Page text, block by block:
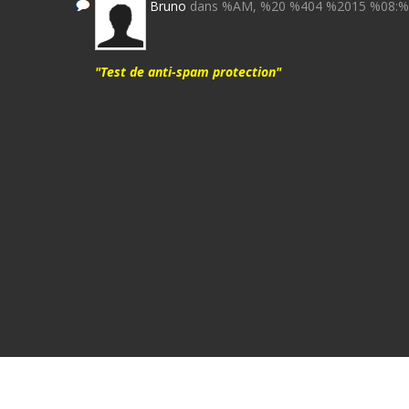
Bruno dans %AM, %20 %404 %2015
"Test de anti-spam protection"